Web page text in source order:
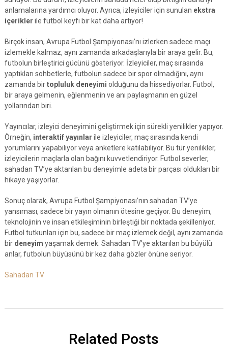
anlamalarına yardımcı oluyor. Ayrıca, izleyiciler için sunulan ekstra
içerikler ile futbol keyfi bir kat daha artıyor!
Birçok insan, Avrupa Futbol Şampiyonası’nı izlerken sadece maçı
izlemekle kalmaz, aynı zamanda arkadaşlarıyla bir araya gelir. Bu,
futbolun birleştirici gücünü gösteriyor. İzleyiciler, maç sırasında
yaptıkları sohbetlerle, futbolun sadece bir spor olmadığını, aynı
zamanda birtopluluk deneyimi olduğunu da hissediyorlar. Futbol,
bir araya gelmenin, eğlenmenin ve anı paylaşmanın en güzel
yollarından biri.
Yayıncılar, izleyici deneyimini geliştirmek için sürekli yenilikler yapıyor.
Örneğin, interaktif yayınlar ile izleyiciler, maç sırasında kendi
yorumlarını yapabiliyor veya anketlere katılabiliyor. Bu tür yenilikler,
izleyicilerin maçlarla olan bağını kuvvetlendiriyor. Futbol severler,
sahadan TV’ye aktarılan bu deneyimle adeta bir parçası oldukları bir
hikaye yaşıyorlar.
Sonuç olarak, Avrupa Futbol Şampiyonası’nın sahadan TV’ye
yansıması, sadece bir yayın olmanın ötesine geçiyor. Bu deneyim,
teknolojinin ve insan etkileşiminin birleştiği bir noktada şekilleniyor.
Futbol tutkunları için bu, sadece bir maç izlemek değil, aynı zamanda
bir deneyim yaşamak demek. Sahadan TV’ye aktarılan bu büyülü
anlar, futbolun büyüsünü bir kez daha gözler önüne seriyor.
Sahadan TV
Related Posts